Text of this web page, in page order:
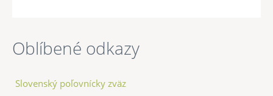
Oblíbené odkazy
Slovenský poľovnícky zväz